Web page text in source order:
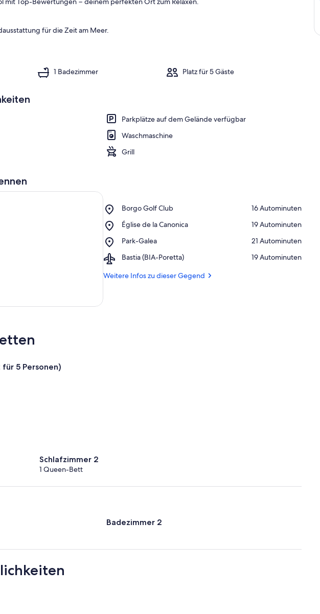
für die Zeit am Meer.
1 Badezimmer Platz für 5 Gäste
Parkplätze auf dem Gelände verfügbar
Waschmaschine
Grill
Borgo Golf Club
Place,
Golf
‪16 Autominuten‬
Église de la Canonica
Place,
de
Canonica
‪19 Autominuten‬
Park-Galea
Place,
Galea
‪21 Autominuten‬
Bastia (BIA-Poretta)
Airport,
(BIA-
‪19 Autominuten‬
Weitere Infos zu dieser Gegend
für 5 Personen)
Schlafzimmer 2
1 Queen-Bett
Badezimmer 2